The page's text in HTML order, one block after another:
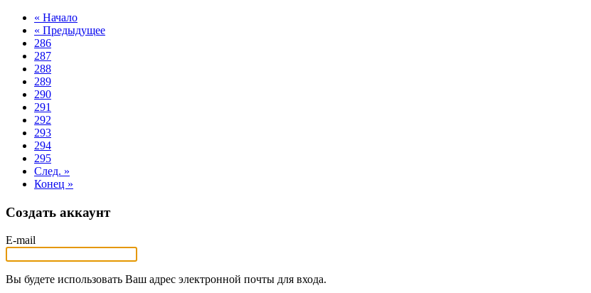
« Начало
« Предыдущее
286
287
288
289
290
291
292
293
294
295
След. »
Конец »
Создать аккаунт
E-mail
Вы будете использовать Ваш адрес электронной почты для входа.